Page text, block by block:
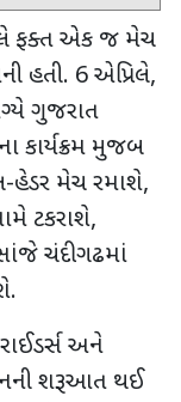
ફક્ત એક જ મેચ
હતી. 6 એપ્રિલે,
ગુજરાત
કાર્યક્રમ મુજબ
હેડર મેચ રમાશે,
ટકરાશે,
ચંદીગઢમાં
અને
શરૂઆત થઈ